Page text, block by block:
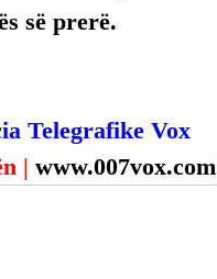
së prerë.
Telegrafike Vox
| www.007vox.com